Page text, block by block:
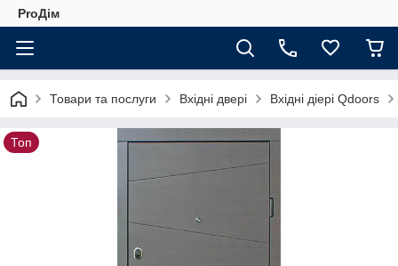
ProДім
Товари та послуги Вхідні двері Вхідні діері Qdoors
Топ